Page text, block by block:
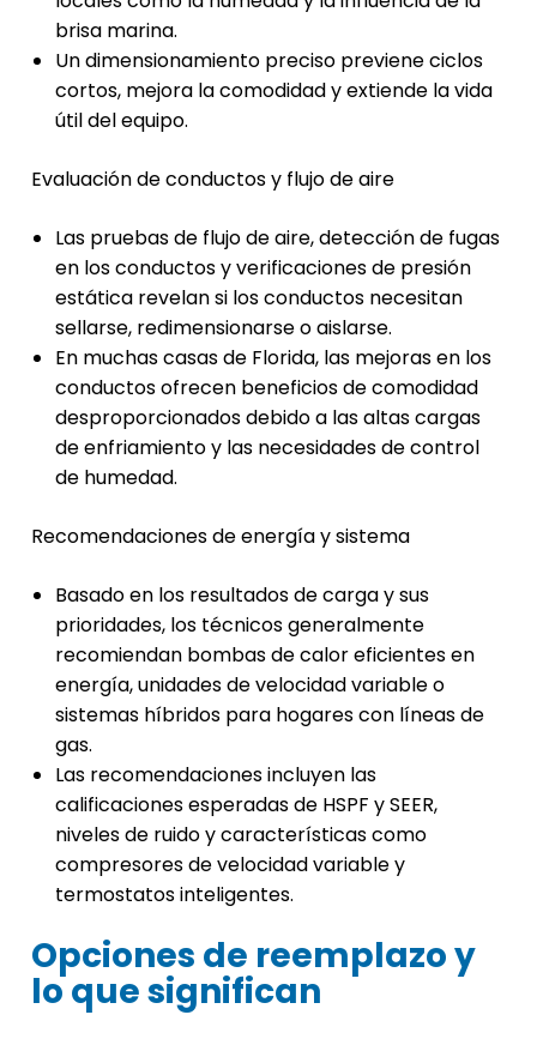
brisa marina.
Un dimensionamiento preciso previene ciclos
cortos, mejora la comodidad y extiende la vida
útil del equipo.
Evaluación de conductos y flujo de aire
Las pruebas de flujo de aire, detección de fugas
en los conductos y verificaciones de presión
estática revelan si los conductos necesitan
sellarse, redimensionarse o aislarse.
En muchas casas de Florida, las mejoras en los
conductos ofrecen beneficios de comodidad
desproporcionados debido a las altas cargas
de enfriamiento y las necesidades de control
de humedad.
Recomendaciones de energía y sistema
Basado en los resultados de carga y sus
prioridades, los técnicos generalmente
recomiendan bombas de calor eficientes en
energía, unidades de velocidad variable o
sistemas híbridos para hogares con líneas de
gas.
Las recomendaciones incluyen las
calificaciones esperadas de HSPF y SEER,
niveles de ruido y características como
compresores de velocidad variable y
termostatos inteligentes.
Opciones de reemplazo y
lo que significan